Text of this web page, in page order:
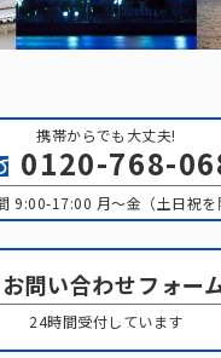
携帯からでも大丈夫!
0120-768-
9:00-17:00 月〜金（土日祝を
お問い合わせフォー
24時間受付しています